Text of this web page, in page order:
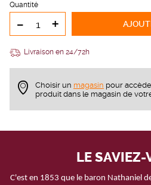
Quantité
- +
Livraison en 24/72h
Choisir un magasin pour
produit dans le magasin de
LE SAVIEZ-
C'est en 1853 que le baron Nathaniel